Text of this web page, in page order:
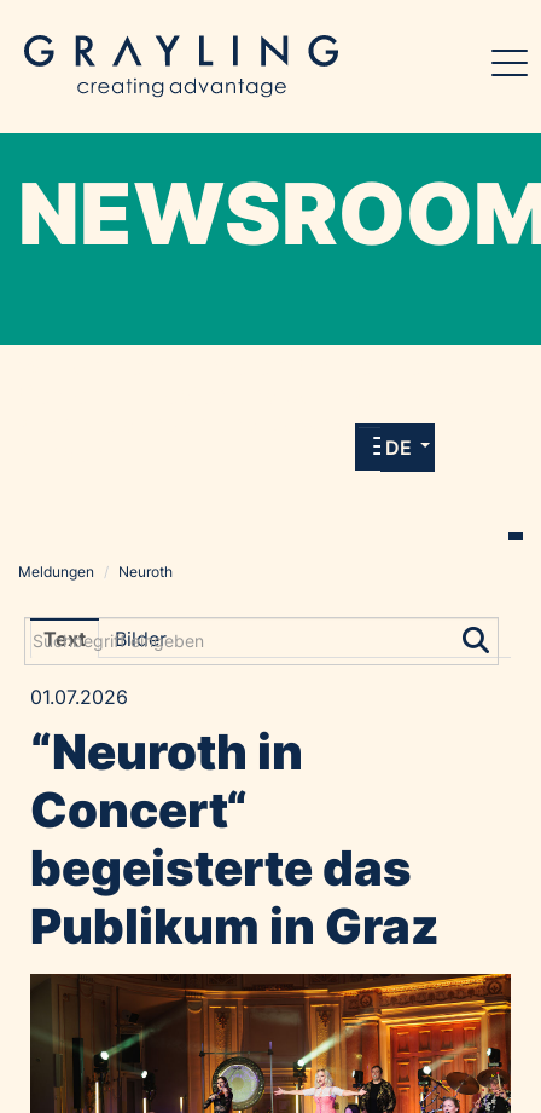
allen Meldungen und Downloads unserer
DE
Grayling Agentur
Amadeus Austrian Music Awards
Bolt
Constantia Flexibles
Costa Kreuzfahrten
Emirates
Expo 2025 Osaka
Financial Times
GE HealthCare
Home of Work
Meldungen / Neuroth
Text Bilder
01.07.2026
“Neuroth in
Concert“
begeisterte das
Publikum in Graz